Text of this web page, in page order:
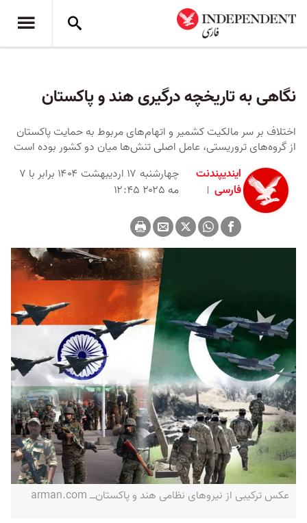
نگاهی به تاریخچه درگیری هند و پاکستان
اختلاف بر سر مالکیت کشمیر و اتهام‌های مربوط به حمایت پاکستان
از گروه‌های تروریستی، عامل اصلی تنش‌ها میان دو کشور بوده‌ است
ایندیپندنت
فارسی
چهارشنبه ۱۷ اردیبهشت ۱۴۰۴ برابر با ۷
مه ۲۰۲۵ ۱۲:۴۵
عکس ترکیبی از نیروهای نظامی هند و پاکستان‌ــ arman.com